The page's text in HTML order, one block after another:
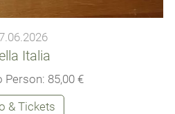
Italia
Person: 85,00 €
& Tickets